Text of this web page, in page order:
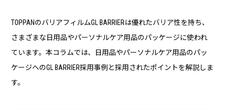
TOPPANのバリアフィルムGL BARRIERは優れたバリア性を持ち、
さまざまな日用品やパーソナルケア用品のパッケージに使われ
ています。本コラムでは、日用品やパーソナルケア用品のパッ
ケージへのGL BARRIER採用事例と採用されたポイントを解説しま
す。